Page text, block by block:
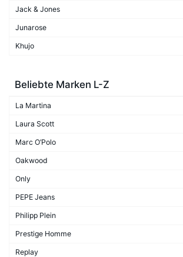
Jack & Jones
Junarose
Khujo
Beliebte Marken L-Z
La Martina
Laura Scott
Marc O’Polo
Oakwood
Only
PEPE Jeans
Philipp Plein
Prestige Homme
Replay